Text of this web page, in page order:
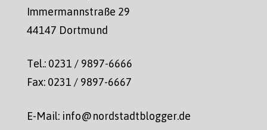
Immermannstraße 29
44147 Dortmund
Tel.: 0231 / 9897-6666
Fax: 0231 / 9897-6667
E-Mail: info@nordstadtblogger.de